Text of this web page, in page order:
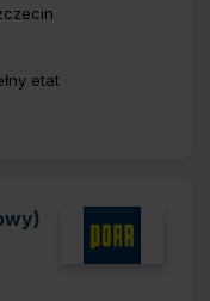
pracy:
etat